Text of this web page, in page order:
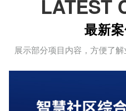
LATEST
最新
展示部分项目内容，方便了解